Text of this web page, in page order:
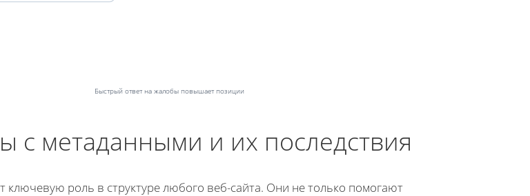
Быстрый ответ на жалобы повышает позиции
с метаданными и их последствия
ключевую роль в структуре любого веб-сайта. Они не только помогают